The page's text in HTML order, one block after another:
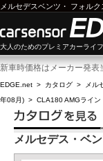
メルセデスベンツ ・ フォルク
大人のためのプレミアカーライ
新車時価格はメーカー発表
EDGE.net > カタログ > メル
年08月) > CLA180 AMGライン
メルセデス・ベ